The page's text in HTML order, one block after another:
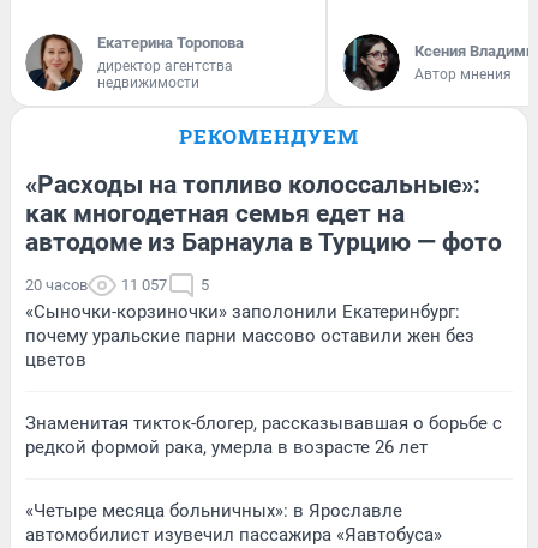
Екатерина Торопова
директор агентства
недвижимости
Ксения
Автор мнения
РЕКОМЕНДУЕМ
«Расходы на топливо колоссальные»:
как многодетная семья едет на
автодоме из Барнаула в Турцию — фото
20 часов 11 057 5
«Сыночки-корзиночки» заполонили Екатеринбург:
почему уральские парни массово оставили жен без
цветов
Знаменитая тикток-блогер, рассказывавшая о борьбе с
редкой формой рака, умерла в возрасте 26 лет
«Четыре месяца больничных»: в Ярославле
автомобилист изувечил пассажира «Яавтобуса»